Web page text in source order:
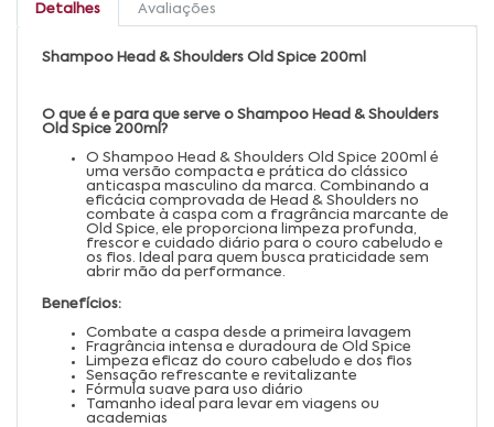
Detalhes Avaliações
Shampoo Head & Shoulders Old Spice 200ml
O que é e para que serve o Shampoo Head & Shoulders
Old Spice 200ml?
O Shampoo Head & Shoulders Old Spice 200ml é
uma versão compacta e prática do clássico
anticaspa masculino da marca. Combinando a
eficácia comprovada de Head & Shoulders no
combate à caspa com a fragrância marcante de
Old Spice, ele proporciona limpeza profunda,
frescor e cuidado diário para o couro cabeludo e
os fios. Ideal para quem busca praticidade sem
abrir mão da performance.
Benefícios:
Combate a caspa desde a primeira lavagem
Fragrância intensa e duradoura de Old Spice
Limpeza eficaz do couro cabeludo e dos fios
Sensação refrescante e revitalizante
Fórmula suave para uso diário
Tamanho ideal para levar em viagens ou
academias